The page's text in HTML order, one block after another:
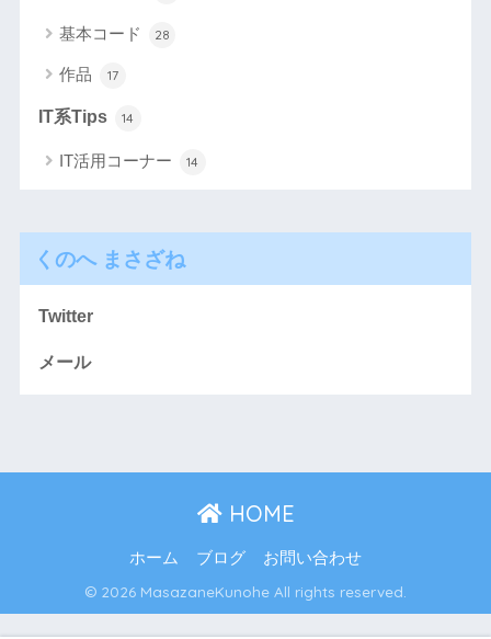
基本コード 28
作品 17
IT系Tips 14
IT活用コーナー 14
くのへ まさざね
Twitter
メール
HOME
ホーム ブログ お問い合わせ
© 2026 MasazaneKunohe All rights reserved.